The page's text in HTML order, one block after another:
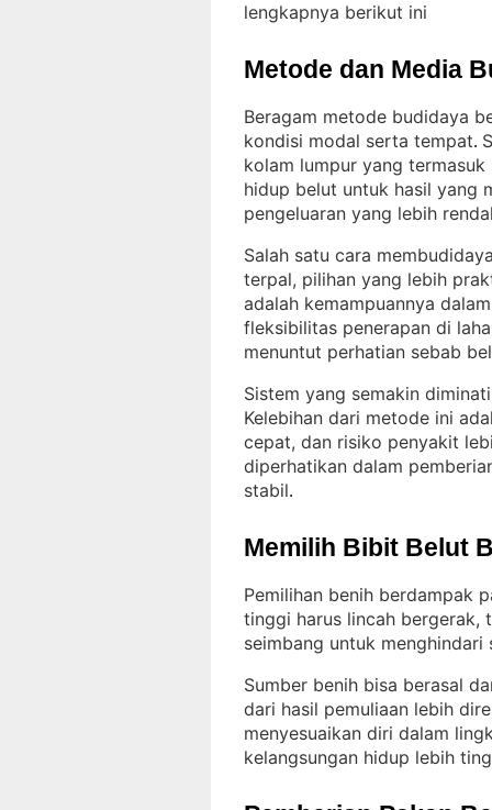
lengkapnya berikut ini
Metode dan Media
Beragam metode budidaya
kondisi modal serta tempat.
kolam lumpur yang
hidup belut untuk hasil yang
pengeluaran yang lebih
Salah satu cara
terpal, pilihan yang lebih
adalah kemampuannya
fleksibilitas penerapan di
menuntut perhatian sebab
Sistem yang semakin
Kelebihan dari metode ini
cepat, dan risiko penyakit
diperhatikan dalam
stabil.
Memilih Bibit Belut
Pemilihan benih berdampak
tinggi harus lincah bergerak,
seimbang untuk
Sumber benih bisa berasal
dari hasil pemuliaan lebih
menyesuaikan diri dalam
kelangsungan hidup lebih